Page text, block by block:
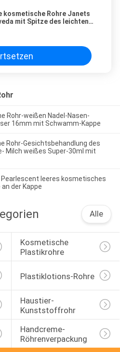
kosmetische Rohre Janets
mit Spitze des leichten
Rohr-weißen Nadel-Nasen-
16mm mit Schwamm-Kappe
Rohr-Gesichtsbehandlung des
Milch weißes Super-30ml mit
leeres kosmetisches
der Kappe
Alle
Kosmetische
Plastikrohre
Plastiklotions-Rohre
Haustier-
Kunststoffrohr
Handcreme-
Röhrenverpackung